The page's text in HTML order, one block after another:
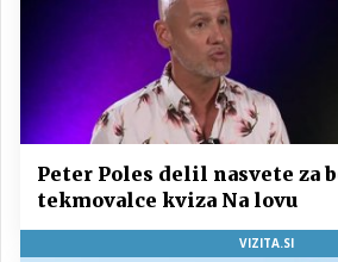
Peter Poles delil nasvete za
tekmovalce kviza Na lovu
VIZITA.SI